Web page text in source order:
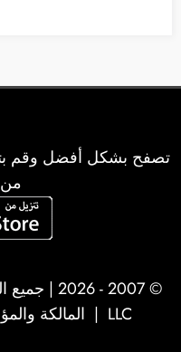
تصفح بشكل أفضل وقم
© 2007 - 2026 | جميع الحقوق محفوظة لشركة
LLC | المالكة